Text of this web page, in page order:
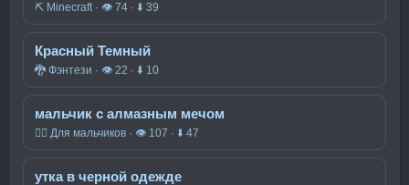
⛏️ Minecraft · 👁 74 · ⬇ 39
Красный Темный
🐉 Фэнтези · 👁 22 · ⬇ 10
мальчик с алмазным мечом
🧍‍♂️ Для мальчиков · 👁 107 · ⬇ 47
утка в черной одежде